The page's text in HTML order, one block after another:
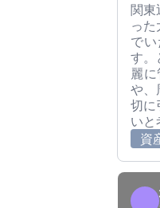
関東
っ
で
す。
麗
や、
切に
いと
資